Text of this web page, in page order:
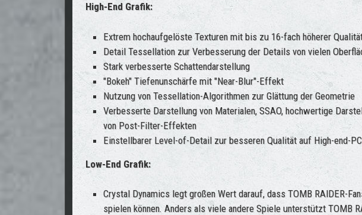
High-End Grafik:
Extrem hochaufgelöste Texturen mit bis zu 16-fach höherer
Detail Tessellation zur Verbesserung der Details von vielen
Stark verbesserte Schattendarstellung
"Bokeh" Tiefenunschärfe mit "Near-Blur"-Effekt
Nutzung von Tessellation-Algorithmen zur Glättung der Geometrie
Verbesserte Darstellung von Materialen, SSAO, hochwertige
von Post-Filter-Effekten
Einstellbarer Level-of-Detail zur besseren Qualität auf High-end-
Low-End Grafik:
Crystal Dynamics legt großen Wert darauf, dass TOMB RAIDER-
spielen können. Anders als viele andere Spiele unterstützt TOMB